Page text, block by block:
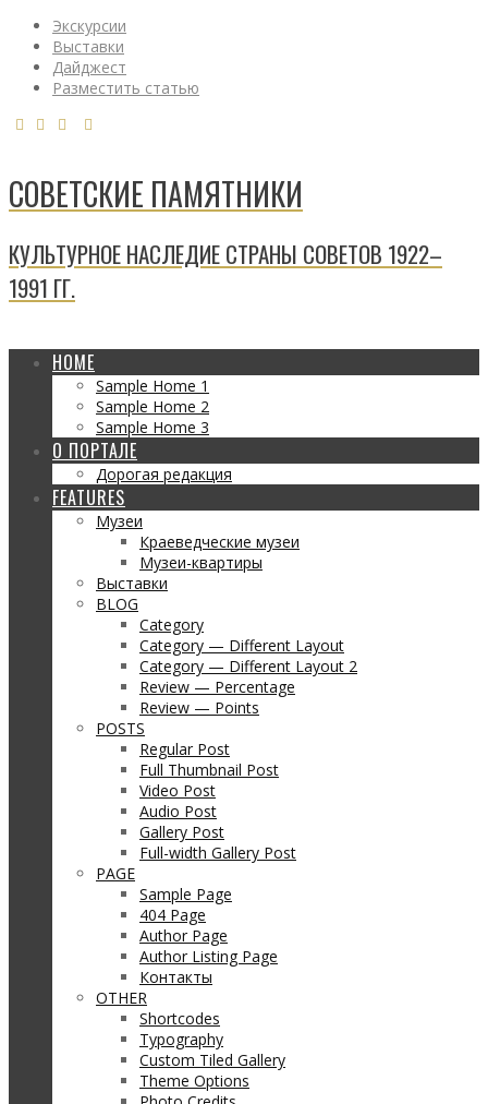
Экскурсии
Выставки
Дайджест
Разместить статью
СОВЕТСКИЕ ПАМЯТНИКИ
КУЛЬТУРНОЕ НАСЛЕДИЕ СТРАНЫ СОВЕТОВ 1922–
1991 ГГ.
HOME
Sample Home 1
Sample Home 2
Sample Home 3
О ПОРТАЛЕ
Дорогая редакция
FEATURES
Музеи
Краеведческие музеи
Музеи-квартиры
Выставки
BLOG
Category
Category — Different Layout
Category — Different Layout 2
Review — Percentage
Review — Points
POSTS
Regular Post
Full Thumbnail Post
Video Post
Audio Post
Gallery Post
Full-width Gallery Post
PAGE
Sample Page
404 Page
Author Page
Author Listing Page
Контакты
OTHER
Shortcodes
Typography
Custom Tiled Gallery
Theme Options